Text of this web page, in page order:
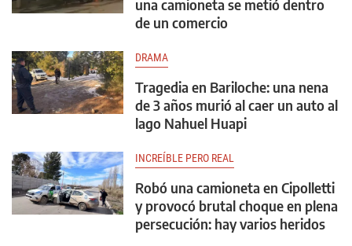
una camioneta se metió dentro
de un comercio
DRAMA
Tragedia en Bariloche: una nena
de 3 años murió al caer un auto al
lago Nahuel Huapi
INCREÍBLE PERO REAL
Robó una camioneta en Cipolletti
y provocó brutal choque en plena
persecución: hay varios heridos